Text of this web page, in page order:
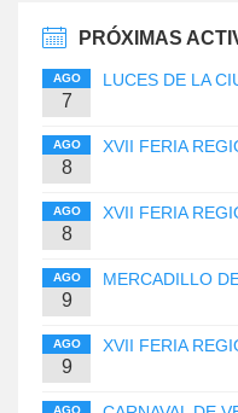
PRÓXIMAS
AGO
7
LUCES DE LA
AGO
8
XVII FERIA
AGO
8
XVII FERIA
AGO
9
MERCADILLO
AGO
9
XVII FERIA
AGO